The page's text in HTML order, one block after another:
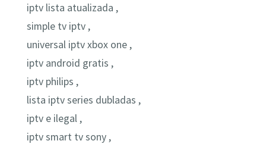
iptv lista atualizada ,
simple tv iptv ,
universal iptv xbox one ,
iptv android gratis ,
iptv philips ,
lista iptv series dubladas ,
iptv e ilegal ,
iptv smart tv sony ,